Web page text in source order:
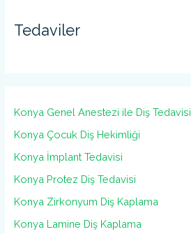
Tedaviler
Konya Genel Anestezi ile Diş Tedavisi
Konya Çocuk Diş Hekimliği
Konya İmplant Tedavisi
Konya Protez Diş Tedavisi
Konya Zirkonyum Diş Kaplama
Konya Lamine Diş Kaplama